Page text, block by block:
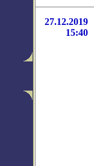
27.12.2019
15:40